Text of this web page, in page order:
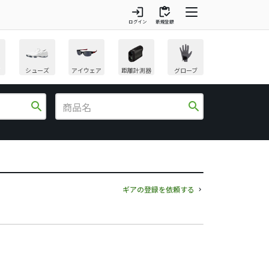
login
ログイン
inventory
新規登録
シューズ アイウェア 距離計測器 グローブ
search search
ギアの登録を依頼する